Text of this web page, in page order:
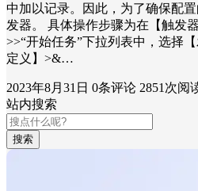
中加以记录。因此，为了确保配
发器。 具体操作步骤为在【触发
>>“开始任务”下拉列表中，选择
定义】>&…
2023年8月31日 0条评论 2851次阅
站内搜索
搜索